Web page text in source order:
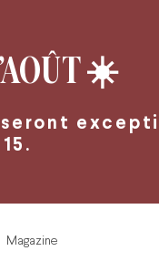
☀️
Magazine